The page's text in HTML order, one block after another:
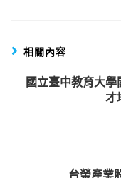
相關內容
國立臺中教育大
才
台榮產業